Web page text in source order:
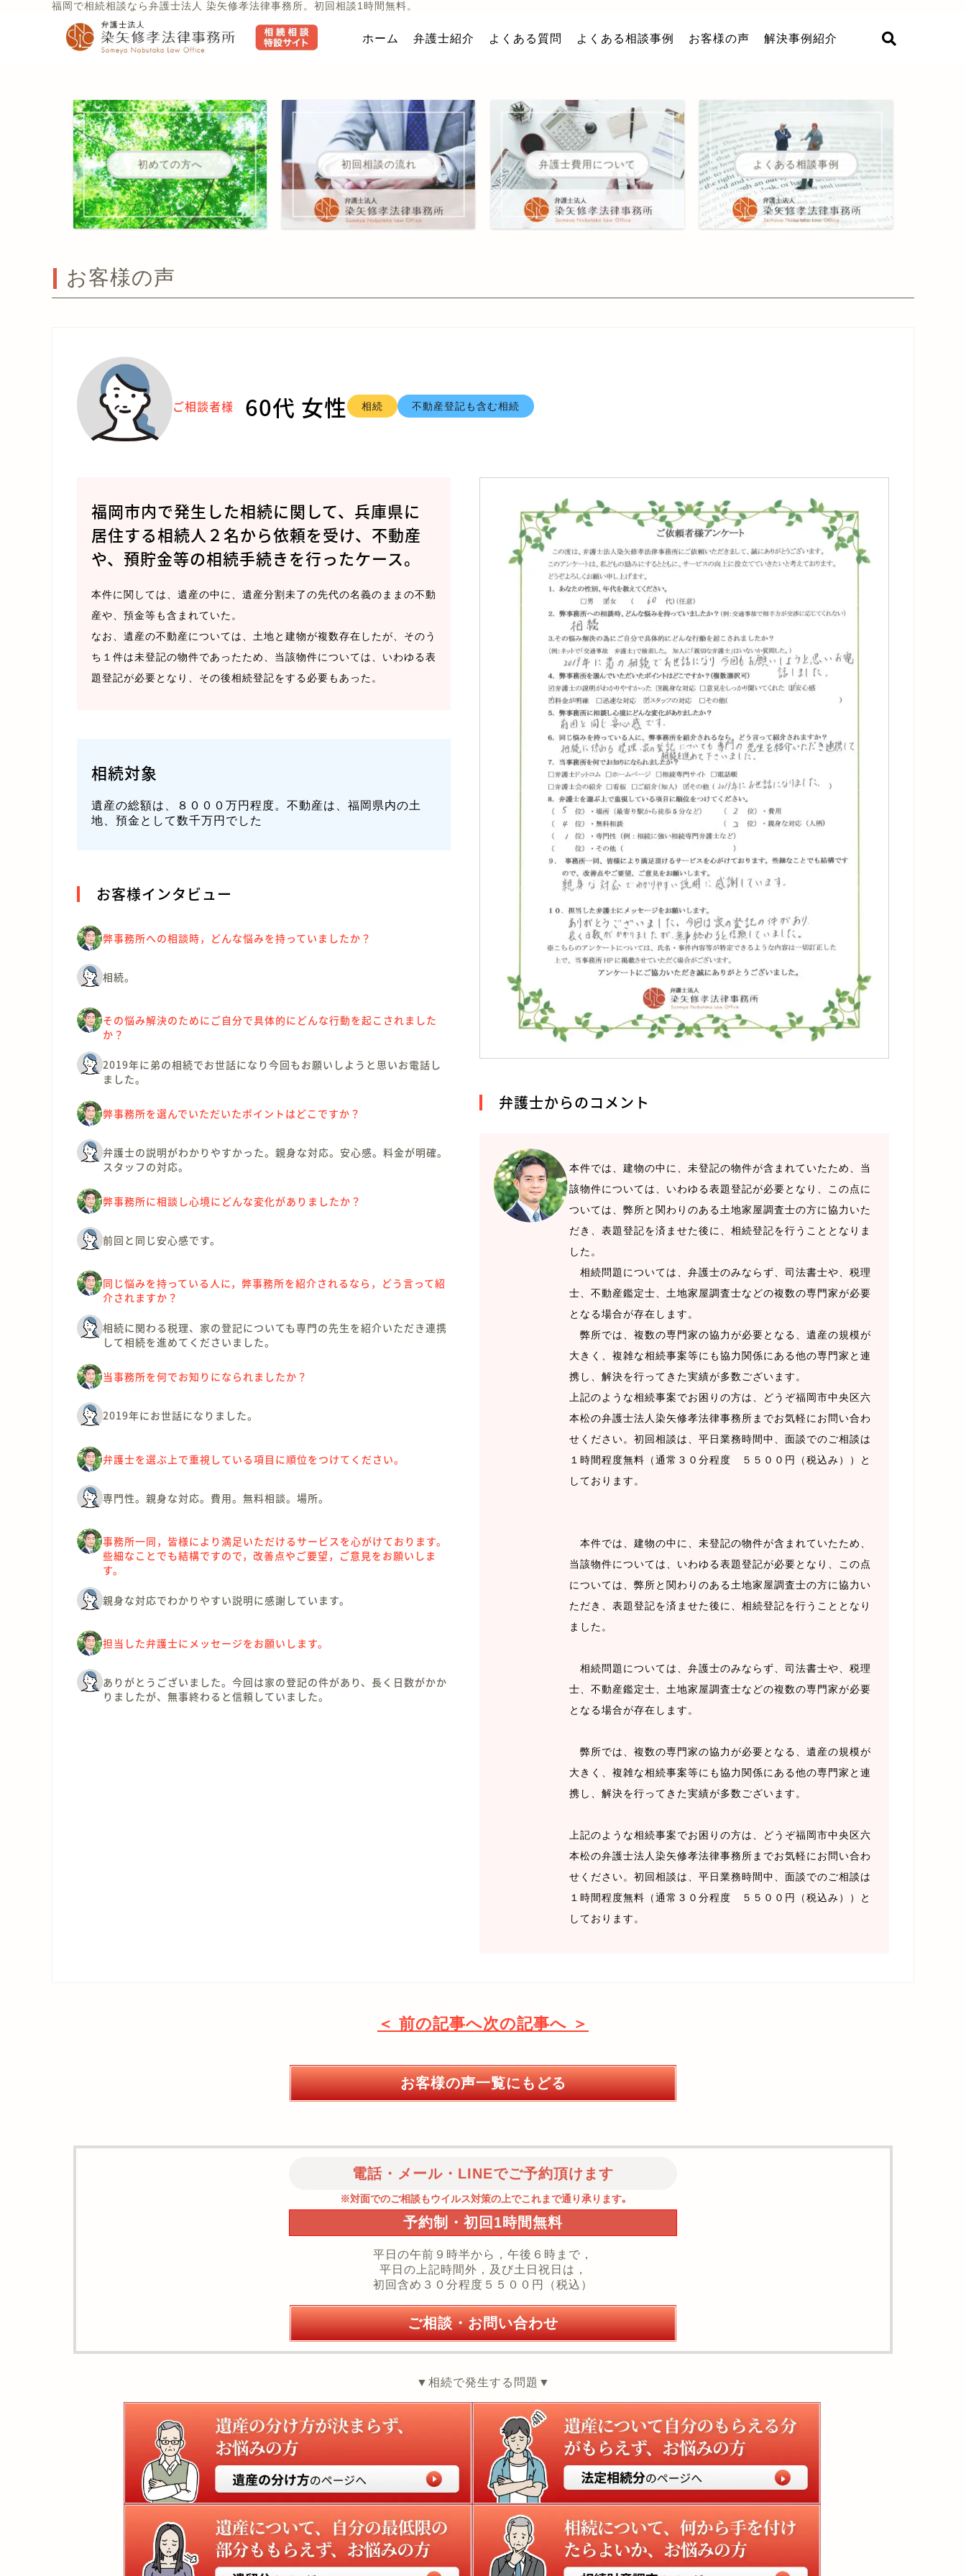
福岡で相続相談なら弁護士法人 染矢修孝法律事務所。初回相談1時間無料。
ホーム 弁護士紹介 よくある質問 よくある相談事例 お客様の声 解決事例紹介
初めての方へ 初回相談の流れ 弁護士費用について よくある相談事例
お客様の声
ご相談者様 60代 女性 相続 不動産登記も含む相続
福岡市内で発生した相続に関して、兵庫県に
居住する相続人２名から依頼を受け、不動産
や、預貯金等の相続手続きを行ったケース。
本件に関しては、遺産の中に、遺産分割未了の先代の名義のままの不動
産や、預金等も含まれていた。
なお、遺産の不動産については、土地と建物が複数存在したが、そのう
ち１件は未登記の物件であったため、当該物件については、いわゆる表
題登記が必要となり、その後相続登記をする必要もあった。
相続対象
遺産の総額は、８０００万円程度。不動産は、福岡県内の土
地、預金として数千万円でした
お客様インタビュー
弊事務所への相談時，どんな悩みを持っていましたか？
相続。
その悩み解決のためにご自分で具体的にどんな行動を起こされました
か？
2019年に弟の相続でお世話になり今回もお願いしようと思いお電話し
ました。
弊事務所を選んでいただいたポイントはどこですか？
弁護士の説明がわかりやすかった。親身な対応。安心感。料金が明確。
スタッフの対応。
弊事務所に相談し心境にどんな変化がありましたか？
前回と同じ安心感です。
同じ悩みを持っている人に，弊事務所を紹介されるなら，どう言って紹
介されますか？
相続に関わる税理、家の登記についても専門の先生を紹介いただき連携
して相続を進めてくださいました。
当事務所を何でお知りになられましたか？
2019年にお世話になりました。
弁護士を選ぶ上で重視している項目に順位をつけてください。
専門性。親身な対応。費用。無料相談。場所。
事務所一同，皆様により満足いただけるサービスを心がけております。
些細なことでも結構ですので，改善点やご要望，ご意見をお願いしま
す。
親身な対応でわかりやすい説明に感謝しています。
担当した弁護士にメッセージをお願いします。
ありがとうございました。今回は家の登記の件があり、長く日数がかか
りましたが、無事終わると信頼していました。
弁護士からのコメント
本件では、建物の中に、未登記の物件が含まれていたため、当
該物件については、いわゆる表題登記が必要となり、この点に
ついては、弊所と関わりのある土地家屋調査士の方に協力いた
だき、表題登記を済ませた後に、相続登記を行うこととなりま
した。
相続問題については、弁護士のみならず、司法書士や、税理
士、不動産鑑定士、土地家屋調査士などの複数の専門家が必要
となる場合が存在します。
弊所では、複数の専門家の協力が必要となる、遺産の規模が
大きく、複雑な相続事案等にも協力関係にある他の専門家と連
携し、解決を行ってきた実績が多数ございます。
上記のような相続事案でお困りの方は、どうぞ福岡市中央区六
本松の弁護士法人染矢修孝法律事務所までお気軽にお問い合わ
せください。初回相談は、平日業務時間中、面談でのご相談は
１時間程度無料（通常３０分程度 ５５００円（税込み））と
しております。
本件では、建物の中に、未登記の物件が含まれていたため、
当該物件については、いわゆる表題登記が必要となり、この点
については、弊所と関わりのある土地家屋調査士の方に協力い
ただき、表題登記を済ませた後に、相続登記を行うこととなり
ました。
相続問題については、弁護士のみならず、司法書士や、税理
士、不動産鑑定士、土地家屋調査士などの複数の専門家が必要
となる場合が存在します。
弊所では、複数の専門家の協力が必要となる、遺産の規模が
大きく、複雑な相続事案等にも協力関係にある他の専門家と連
携し、解決を行ってきた実績が多数ございます。
上記のような相続事案でお困りの方は、どうぞ福岡市中央区六
本松の弁護士法人染矢修孝法律事務所までお気軽にお問い合わ
せください。初回相談は、平日業務時間中、面談でのご相談は
１時間程度無料（通常３０分程度 ５５００円（税込み））と
しております。
＜ 前の記事へ次の記事へ ＞
お客様の声一覧にもどる
電話・メール・LINEでご予約頂けます
※対面でのご相談もウイルス対策の上でこれまで通り承ります｡
予約制・初回1時間無料
平日の午前９時半から，午後６時まで，
平日の上記時間外，及び土日祝日は，
初回含め３０分程度５５００円（税込）
ご相談・お問い合わせ
▼相続で発生する問題▼